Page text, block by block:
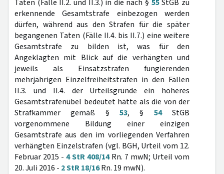
Taten (Fälle II.2. und II.3.) in die nach § 55StGB zu
erkennende Gesamtstrafe einbezogen werden
dürfen, während aus den Strafen für die später
begangenen Taten (Fälle II.4. bis II.7.) eine weitere
Gesamtstrafe zu bilden ist, was für den
Angeklagten mit Blick auf die verhängten und
jeweils als Einsatzstrafen fungierenden
mehrjährigen Einzelfreiheitstrafen in den Fällen
II.3. und II.4. der Urteilsgründe ein höheres
Gesamtstrafenübel bedeutet hätte als die von der
Strafkammer gemäß § 53, § 54StGB
vorgenommene Bildung einer einzigen
Gesamtstrafe aus den im vorliegenden Verfahren
verhängten Einzelstrafen (vgl. BGH, Urteil vom 12.
Februar 2015 - 4 StR 408/14Rn. 7 mwN; Urteil vom
20. Juli 2016 - 2 StR 18/16Rn. 19 mwN).